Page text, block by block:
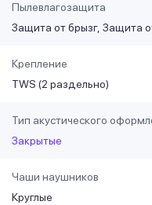
Пылевлагозащита
Защита от брызг Защита
Крепление
TWS (2 раздельно)
Тип акустического
Закрытые
Чаши наушников
Круглые